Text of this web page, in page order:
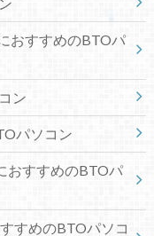
おすすめのBTOパ
ン
パソコン
おすすめのBTOパ
すめのBTOパソコ